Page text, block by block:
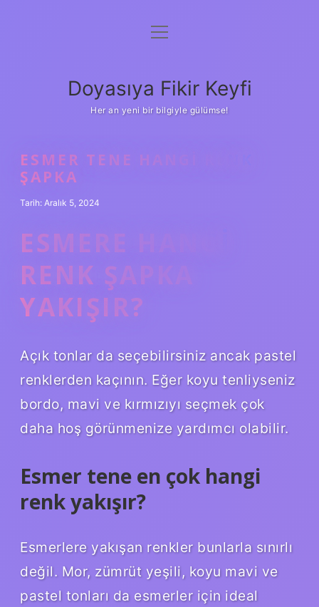
Anasayfa
Yasal Uyarı
menüyü
Doyasıya Fikir Keyfi
Her an yeni bir bilgiyle gülümse!
ESMER TENE HANGI RENK
ŞAPKA
Tarih: Aralık 5, 2024
ESMERE HANGI
RENK ŞAPKA
YAKIŞIR?
Açık tonlar da seçebilirsiniz ancak pastel
renklerden kaçının. Eğer koyu tenliyseniz
bordo, mavi ve kırmızıyı seçmek çok
daha hoş görünmenize yardımcı olabilir.
Esmer tene en çok hangi
renk yakışır?
Esmerlere yakışan renkler bunlarla sınırlı
değil. Mor, zümrüt yeşili, koyu mavi ve
pastel tonları da esmerler için ideal